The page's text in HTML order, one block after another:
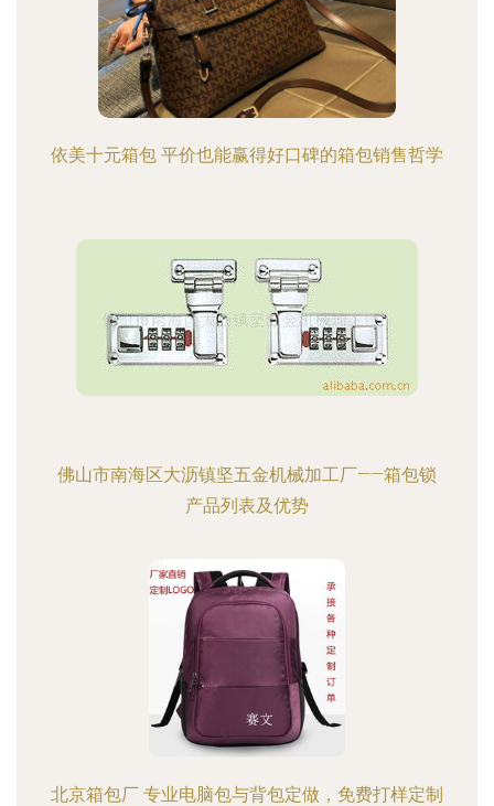
依美十元箱包 平价也能赢得好口碑的箱包销售哲学
佛山市南海区大沥镇坚五金机械加工厂——箱包锁
产品列表及优势
北京箱包厂 专业电脑包与背包定做，免费打样定制